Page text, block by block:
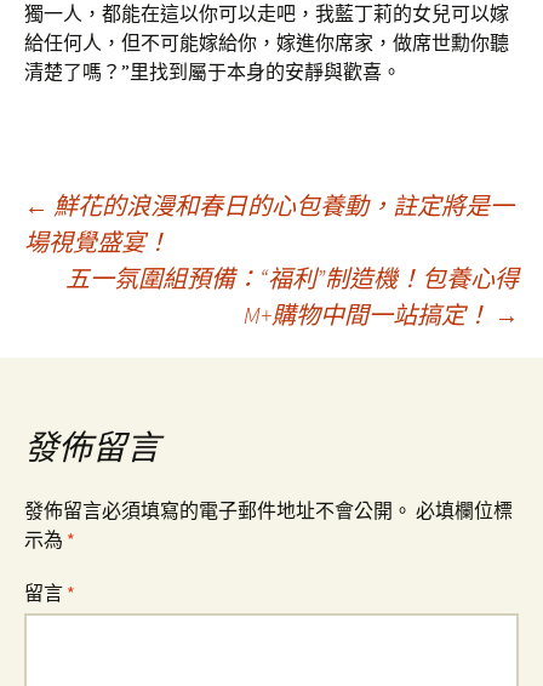
獨一人，都能在這以你可以走吧，我藍丁莉的女兒可以嫁
給任何人，但不可能嫁給你，嫁進你席家，做席世勳你聽
清楚了嗎？”里找到屬于本身的安靜與歡喜。
文
導
覽
← 鮮花的浪漫和春日的心包養動，註定將是一
場視覺盛宴！
五一氛圍組預備：“福利”制造機！包養心得
M+購物中間一站搞定！ →
發佈留言
發佈留言必須填寫的電子郵件地址不會公開。 必填欄位標
示為 *
留言 *